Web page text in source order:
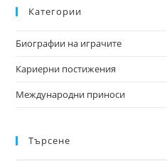
Категории
Биографии на играчите
Кариерни постижения
Международни приноси
Търсене